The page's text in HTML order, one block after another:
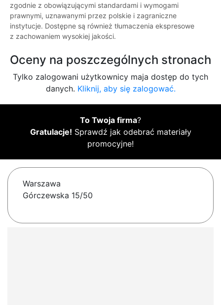
zgodnie z obowiązującymi standardami i wymogami
prawnymi, uznawanymi przez polskie i zagraniczne
instytucje. Dostępne są również tłumaczenia ekspresowe
z zachowaniem wysokiej jakości.
Oceny na poszczególnych stronach
Tylko zalogowani użytkownicy maja dostęp do tych
danych. Kliknij, aby się zalogować.
To Twoja firma?
Gratulacje! Sprawdź jak odebrać materiały
promocyjne!
Warszawa
Górczewska 15/50